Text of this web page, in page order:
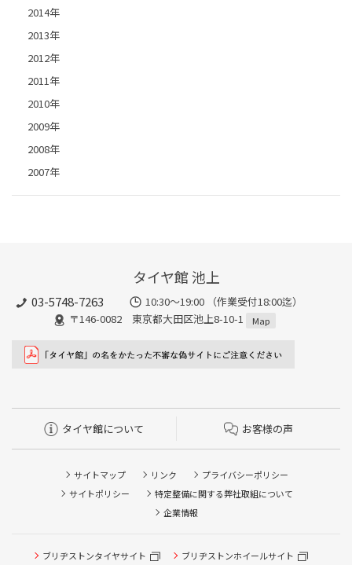
2014年
2013年
2012年
2011年
2010年
2009年
2008年
2007年
タイヤ館 池上
03-5748-7263
10:30～19:00 （作業受付18:00迄）
〒146-0082 東京都大田区池上8-10-1
Map
タイヤ館について お客様の声
サイトマップ リンク
プライバシーポリシー
サイトポリシー
特定整備に関する弊社取組について
企業情報
ブリヂストンタイヤサイト ブリヂストンホイールサイト
タイヤ点検・安全点検/タイヤ履き替え/オイル交換/その他